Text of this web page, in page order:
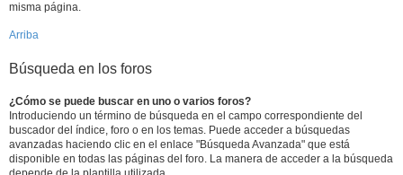
misma página.
Arriba
Búsqueda en los foros
¿Cómo se puede buscar en uno o varios foros?
Introduciendo un término de búsqueda en el campo correspondiente del
buscador del índice, foro o en los temas. Puede acceder a búsquedas
avanzadas haciendo clic en el enlace "Búsqueda Avanzada" que está
disponible en todas las páginas del foro. La manera de acceder a la búsqueda